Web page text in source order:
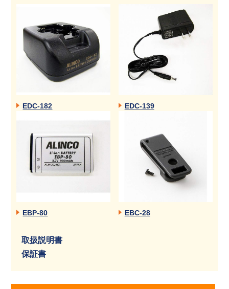
EDC-182 EDC-139
EBP-80 EBC-28
取扱説明書
保証書